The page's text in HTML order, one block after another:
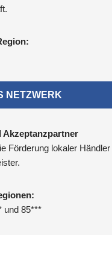
NETZWERK
Akzeptanzpartner
Förderung lokaler Händler
und 85***